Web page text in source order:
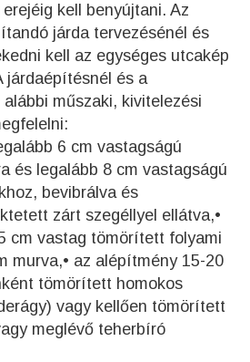
kell benyújtani. Az
járda tervezésénél és
kell az egységes utcakép
járdaépítésnél és a
műszaki, kivitelezési
6 cm vastagságú
és legalább 8 cm vastagságú
bevibrálva és
zárt szegéllyel ellátva,•
cm vastag tömörített folyami
murva,• az alépítmény 15-20
tömörített homokos
vagy kellően tömörített
meglévő teherbíró